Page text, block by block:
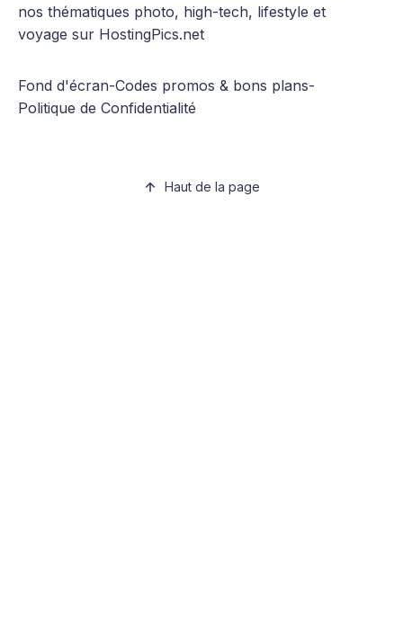
nos thématiques photo, high-tech, lifestyle et
voyage sur HostingPics.net
Fond d'écran-Codes promos & bons plans-
Politique de Confidentialité
Haut de la page